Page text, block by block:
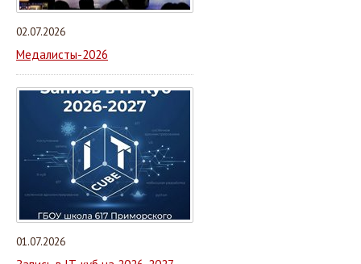
02.07.2026
Медалисты-2026
01.07.2026